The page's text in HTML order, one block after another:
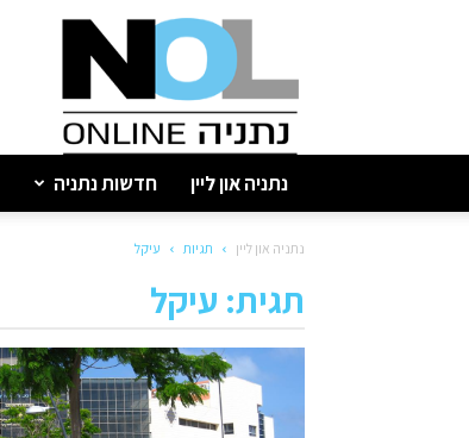
נתניה
נתניה און ליין חדשות נתניה
נתניה און ליין תגיות עיקל
תגית: עיקל